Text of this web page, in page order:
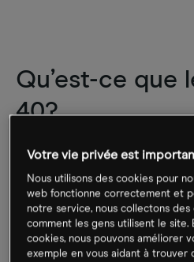
Qu’est-ce que
40?
Le CFD CAC 40, aussi appelé
directement des variations de
de référence (le CAC 40).
Comme tous les indices
Votre vie privée est
Nous utilisons des cookies pour
web fonctionne correctement et
notre service, nous collectons
comment les gens utilisent le site.
cookies, nous pouvons améliorer
exemple en vous aidant à trouver